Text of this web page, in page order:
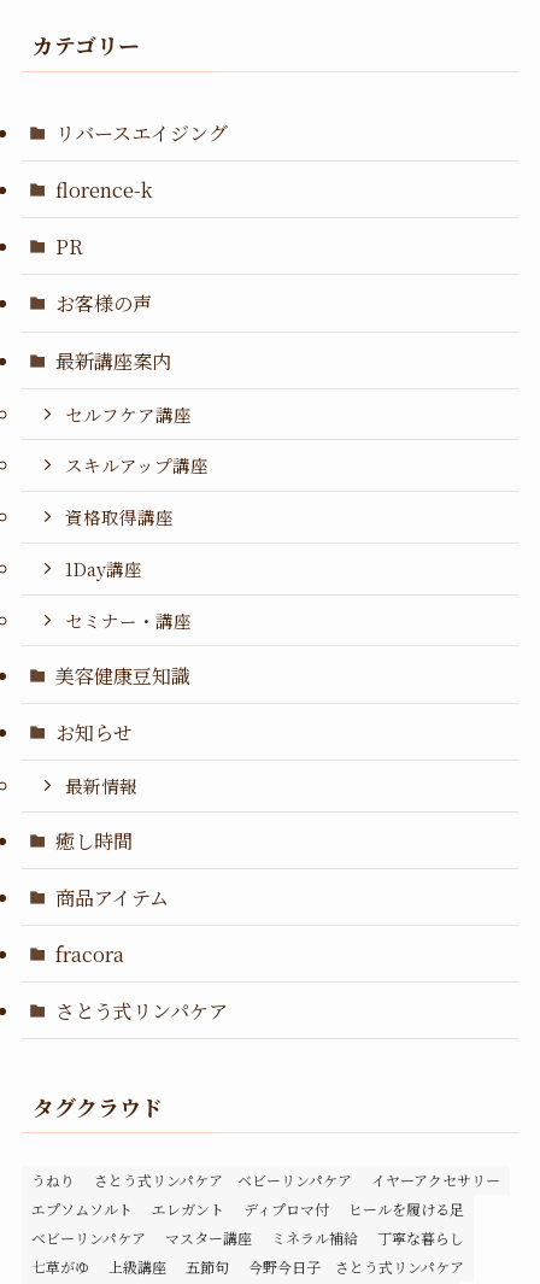
カテゴリー
リバースエイジング
florence-k
PR
お客様の声
最新講座案内
セルフケア講座
スキルアップ講座
資格取得講座
1Day講座
セミナー・講座
美容健康豆知識
お知らせ
最新情報
癒し時間
商品アイテム
fracora
さとう式リンパケア
タグクラウド
うねり さとう式リンパケア ベビーリンパケア
イヤーアクセサリー
エプソムソルト
エレガント ディプロマ付
ヒールを履ける足
ベビーリンパケア
マスター講座 ミネラル補給
丁寧な暮らし
七草がゆ
上級講座 五節句 今野今日子 さとう式リンパケア